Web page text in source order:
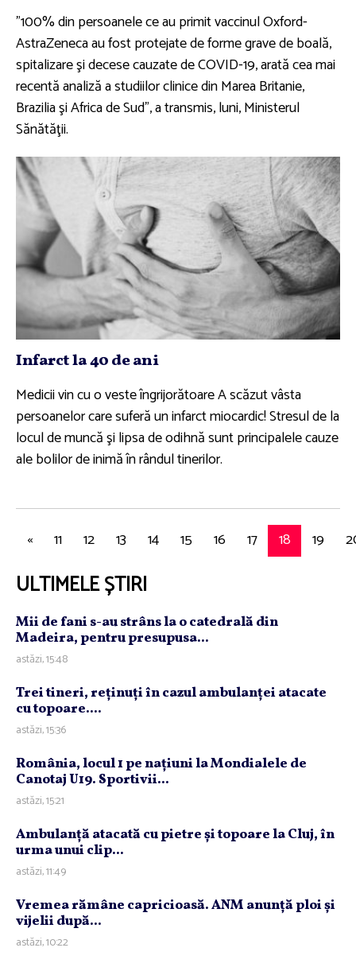
”100% din persoanele ce au primit vaccinul Oxford-
AstraZeneca au fost protejate de forme grave de boală,
spitalizare şi decese cauzate de COVID-19, arată cea mai
recentă analiză a studiilor clinice din Marea Britanie,
Brazilia şi Africa de Sud”, a transmis, luni, Ministerul
Sănătăţii.
Infarct la 40 de ani
Medicii vin cu o veste îngrijorătoare A scăzut vâsta
persoanelor care suferă un infarct miocardic! Stresul de la
locul de muncă şi lipsa de odihnă sunt principalele cauze
ale bolilor de inimă în rândul tinerilor.
« 11 12 13 14 15 16 17 18 19
ULTIMELE ȘTIRI
Mii de fani s-au strâns la o catedrală din
Madeira, pentru presupusa...
astăzi, 15:48
Trei tineri, reţinuţi în cazul ambulanţei atacate
cu topoare....
astăzi, 15:36
România, locul 1 pe naţiuni la Mondialele de
Canotaj U19. Sportivii...
astăzi, 15:21
Ambulanţă atacată cu pietre şi topoare la Cluj, în
urma unui clip...
astăzi, 11:49
Vremea rămâne capricioasă. ANM anunţă ploi şi
vijelii după...
astăzi, 10:22